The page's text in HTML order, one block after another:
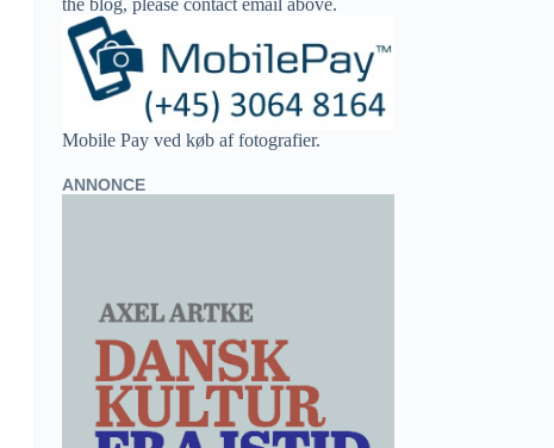
the blog, please contact email above.
Mobile Pay ved køb af fotografier.
ANNONCE